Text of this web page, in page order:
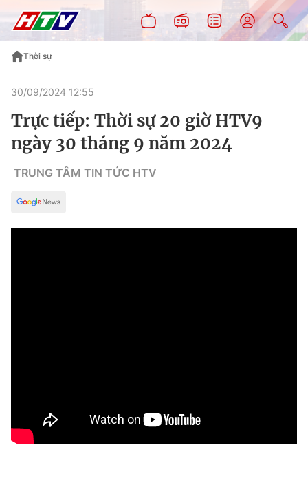
Thời sự
30/09/2024 12:55
Trực tiếp: Thời sự 20 giờ HTV9
ngày 30 tháng 9 năm 2024
TRUNG TÂM TIN TỨC HTV